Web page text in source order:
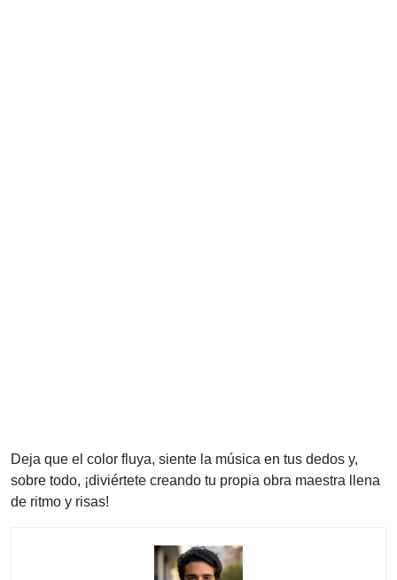
Deja que el color fluya, siente la música en tus dedos y,
sobre todo, ¡diviértete creando tu propia obra maestra llena
de ritmo y risas!